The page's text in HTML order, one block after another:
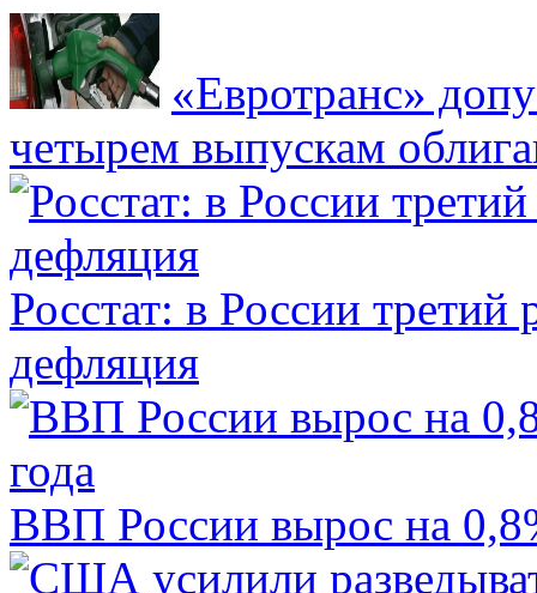
«Евротранс»
четырем выпускам
Росстат: в России третий
дефляция
ВВП России вырос на